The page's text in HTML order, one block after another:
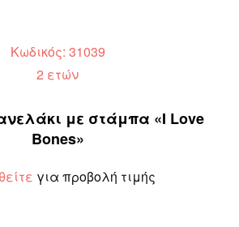
Κωδικός: 31039
2 ετών
με στάμπα «I Love
Bones»
για προβολή τιμής